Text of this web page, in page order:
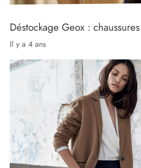
Déstockage Geox :
il y a 4 ans